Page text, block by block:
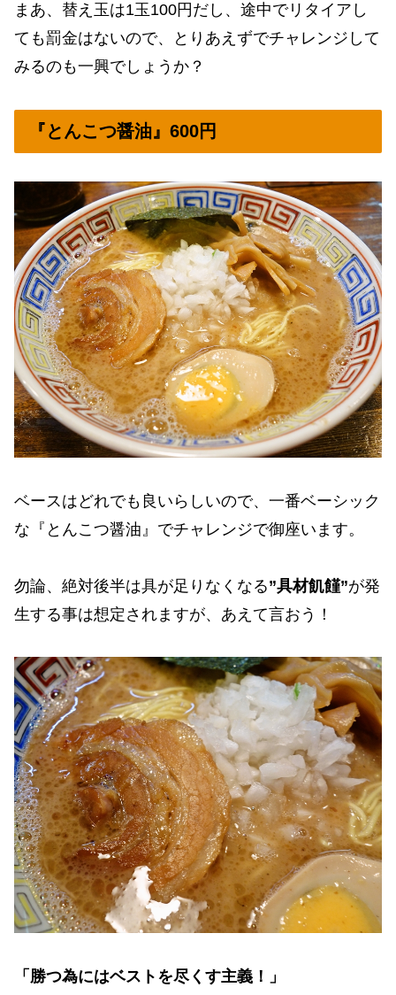
まあ、替え玉は1玉100円だし、途中でリタイアし
ても罰金はないので、とりあえずでチャレンジして
みるのも一興でしょうか？
『とんこつ醤油』600円
ベースはどれでも良いらしいので、一番ベーシック
な『とんこつ醤油』でチャレンジで御座います。
勿論、絶対後半は具が足りなくなる”具材飢饉”が発
生する事は想定されますが、あえて言おう！
「勝つ為にはベストを尽くす主義！」